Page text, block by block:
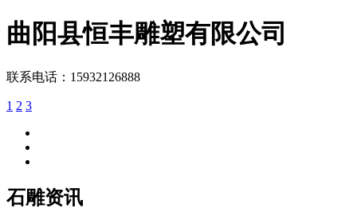
曲阳县恒丰雕塑有限公司
联系电话：15932126888
1 2 3
石雕资讯